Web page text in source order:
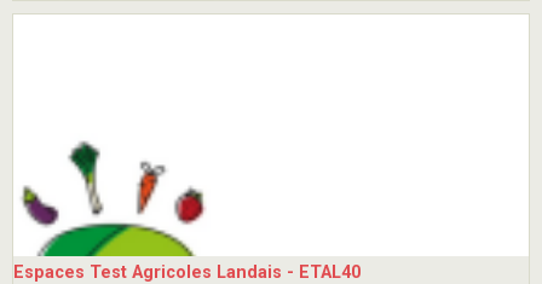
Espaces Test Agricoles Landais - ETAL40